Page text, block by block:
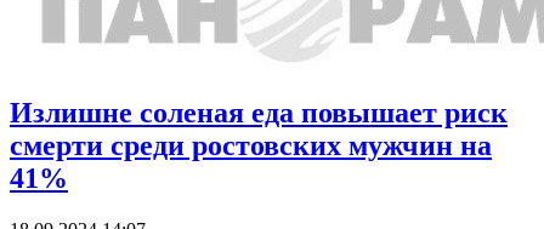
Излишне соленая еда повышает риск
смерти среди ростовских мужчин на
41%